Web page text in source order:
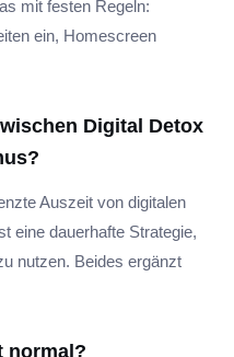
mit festen Regeln:
ein, Homescreen
Digital Detox
Auszeit von digitalen
eine dauerhafte Strategie,
nutzen. Beides ergänzt
normal?